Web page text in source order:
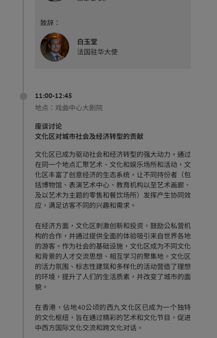
致辞：
白玉堂
法国驻华大使
11:00-12:45
地点： 戏曲中心大剧院
座谈讨论
文化区对城市社会及经济转型的贡献
文化区已成为驱动社会和经济转型的强大动力。通过
在同一个地点汇聚艺术、文化和娱乐场所和活动，文
化区丰富了创意经济的生态系统，让不同持份者（包
括博物馆、表演艺术中心、教育机构以至艺术画廊、
及以艺术为主题的零售和餐饮场所）发挥产生协同效
应，满足访客不同的兴趣和需求。
在经济方面，文化区刺激创新和投资，鼓励公私营机
构的合作，并通过提供全面的体验吸引来自世界各地
的游客。作为社会的基础设施，文化区成为不同文化
和背景的人才交流思想、相互学习的聚集地。文化区
的活力氛围、标志性建筑和多样化的活动营造了理想
的环境，提升了人们的生活质素，并改变了城市的面
貌。
在香港，佔地40公顷的西九文化区已成为一个独特
的文化枢纽，旨在通过精彩的艺术和文化节目，促进
中西方国际文化交流和跨文化对话。